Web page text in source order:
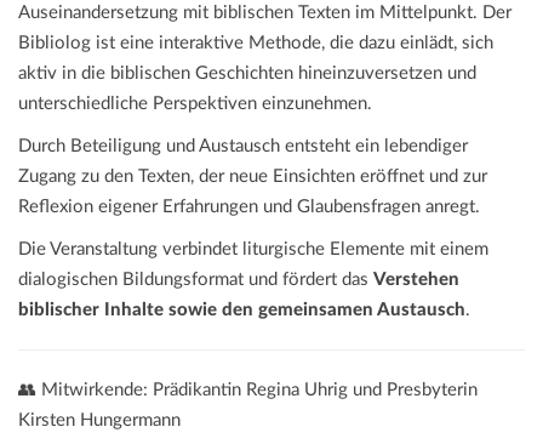
Auseinandersetzung mit biblischen Texten im Mittelpunkt. Der
Bibliolog ist eine interaktive Methode, die dazu einlädt, sich
aktiv in die biblischen Geschichten hineinzuversetzen und
unterschiedliche Perspektiven einzunehmen.
Durch Beteiligung und Austausch entsteht ein lebendiger
Zugang zu den Texten, der neue Einsichten eröffnet und zur
Reflexion eigener Erfahrungen und Glaubensfragen anregt.
Die Veranstaltung verbindet liturgische Elemente mit einem
dialogischen Bildungsformat und fördert das Verstehen
biblischer Inhalte sowie den gemeinsamen Austausch.
👥 Mitwirkende: Prädikantin Regina Uhrig und Presbyterin
Kirsten Hungermann